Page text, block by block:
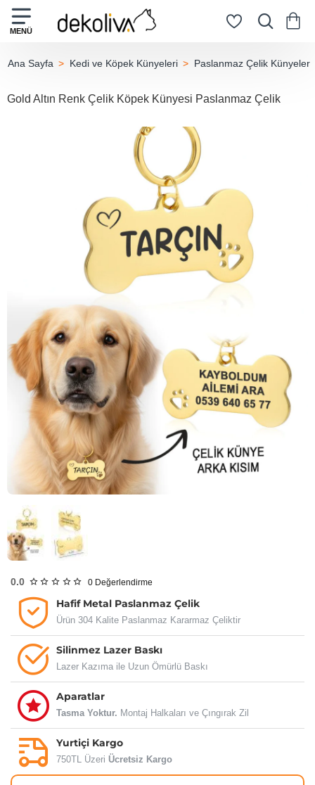
Kedi ve Köpek Künyeleri Paslanmaz Çelik Künyeler
Gold Altın Renk Çelik Köpek Künyesi Paslanmaz Çelik
0.0 0 Değerlendirme
Hafif Metal Paslanmaz Çelik
Ürün 304 Kalite Paslanmaz Kararmaz Çeliktir
Silinmez Lazer Baskı
Lazer Kazıma ile Uzun Ömürlü Baskı
Aparatlar
Tasma Yoktur. Montaj Halkaları ve Çıngırak Zil
Yurtiçi Kargo
750TL Üzeri Ücretsiz Kargo